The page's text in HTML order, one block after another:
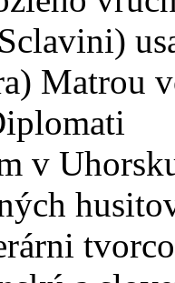
Matrou
v